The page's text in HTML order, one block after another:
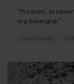
“Proeven,
erg belangrijk”
Gastronomie